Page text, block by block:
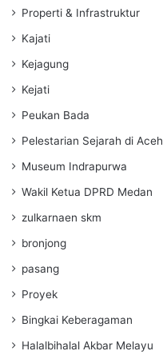
Properti & Infrastruktur
Kajati
Kejagung
Kejati
Peukan Bada
Pelestarian Sejarah di Aceh
Museum Indrapurwa
Wakil Ketua DPRD Medan
zulkarnaen skm
bronjong
pasang
Proyek
Bingkai Keberagaman
Halalbihalal Akbar Melayu